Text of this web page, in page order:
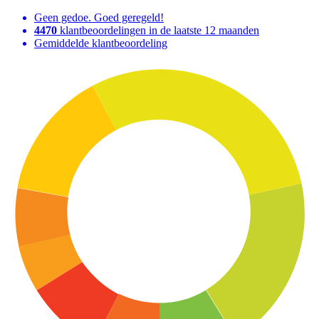
Geen gedoe. Goed geregeld!
4470 klantbeoordelingen in de laatste 12 maanden
Gemiddelde klantbeoordeling